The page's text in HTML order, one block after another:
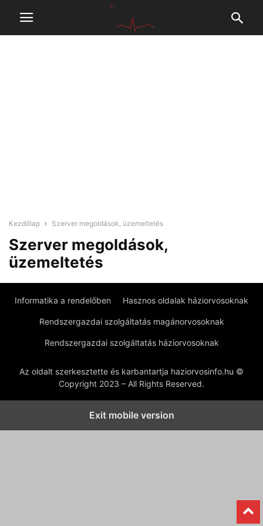
Kezdőlap Szerver megoldások, üzemeltetés
Szerver megoldások,
üzemeltetés
Informatika a rendelőben Hasznos oldalak háziorvosoknak
Rendszergazdai szolgáltatás magánorvosoknak
Rendszergazdai szolgáltatás háziorvosoknak
Az oldalt szerkesztette és karbantartja haziorvosinfo.hu ©
Copyright 2023 – All Rights Reserved.
Exit mobile version